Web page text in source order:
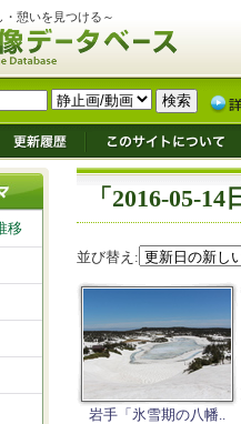
憩いを見つける～
「2016-05-
並び替え:
岩手「氷雪期の八幡..
移